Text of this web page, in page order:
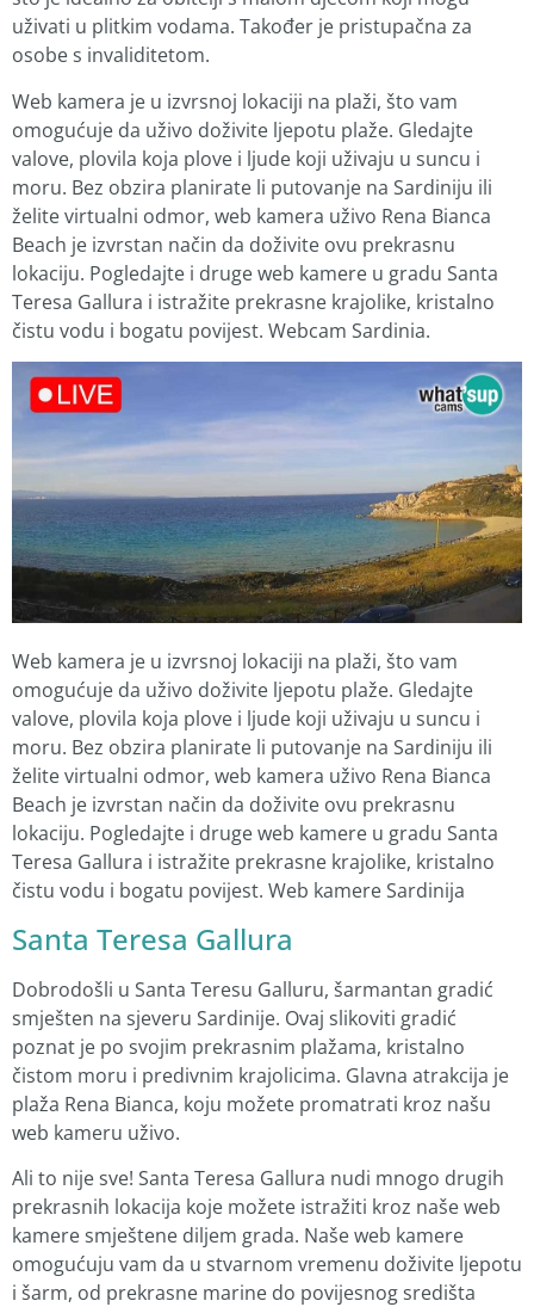
uživati ​​u plitkim vodama. Također je pristupačna za
osobe s invaliditetom.
Web kamera je u izvrsnoj lokaciji na plaži, što vam
omogućuje da uživo doživite ljepotu plaže. Gledajte
valove, plovila koja plove i ljude koji uživaju u suncu i
moru. Bez obzira planirate li putovanje na Sardiniju ili
želite virtualni odmor, web kamera uživo Rena Bianca
Beach je izvrstan način da doživite ovu prekrasnu
lokaciju. Pogledajte i druge web kamere u gradu Santa
Teresa Gallura i istražite prekrasne krajolike, kristalno
čistu vodu i bogatu povijest. Webcam Sardinia.
Web kamera je u izvrsnoj lokaciji na plaži, što vam
omogućuje da uživo doživite ljepotu plaže. Gledajte
valove, plovila koja plove i ljude koji uživaju u suncu i
moru. Bez obzira planirate li putovanje na Sardiniju ili
želite virtualni odmor, web kamera uživo Rena Bianca
Beach je izvrstan način da doživite ovu prekrasnu
lokaciju. Pogledajte i druge web kamere u gradu Santa
Teresa Gallura i istražite prekrasne krajolike, kristalno
čistu vodu i bogatu povijest. Web kamere Sardinija
Santa Teresa Gallura
Dobrodošli u Santa Teresu Galluru, šarmantan gradić
smješten na sjeveru Sardinije. Ovaj slikoviti gradić
poznat je po svojim prekrasnim plažama, kristalno
čistom moru i predivnim krajolicima. Glavna atrakcija je
plaža Rena Bianca, koju možete promatrati kroz našu
web kameru uživo.
Ali to nije sve! Santa Teresa Gallura nudi mnogo drugih
prekrasnih lokacija koje možete istražiti kroz naše web
kamere smještene diljem grada. Naše web kamere
omogućuju vam da u stvarnom vremenu doživite ljepotu
i šarm, od prekrasne marine do povijesnog središta